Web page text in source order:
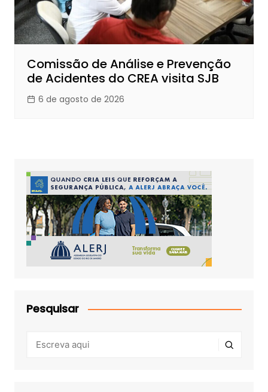
Comissão de Análise e Prevenção
de Acidentes do CREA visita SJB
6 de agosto de 2026
Pesquisar